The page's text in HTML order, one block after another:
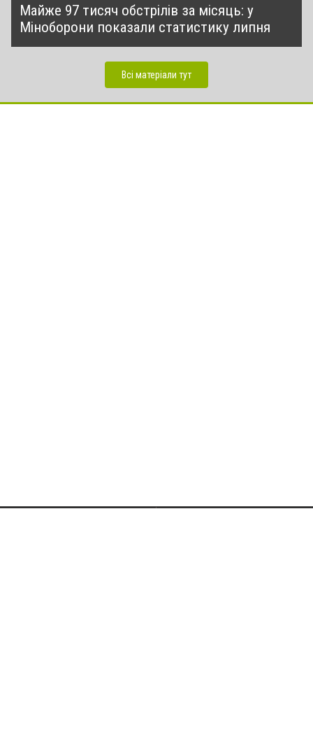
Майже 97 тисяч обстрілів за місяць: у
Міноборони показали статистику липня
Всі матеріали тут